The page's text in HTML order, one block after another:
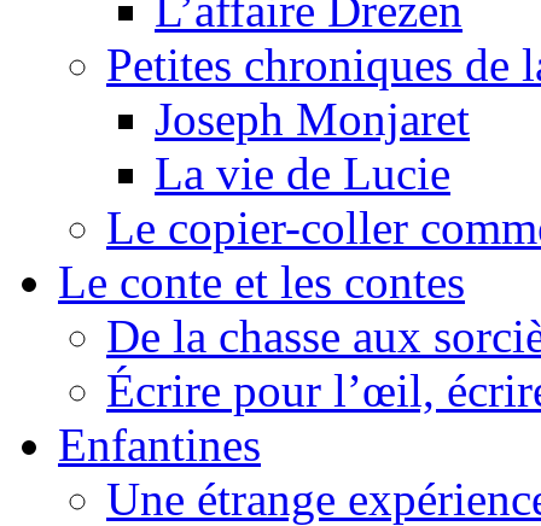
Petites chroniques de
Joseph Monjaret
La vie de Lucie
Le copier-coller
Le conte et les contes
De la chasse aux
Écrire pour l’œil,
Enfantines
Une étrange